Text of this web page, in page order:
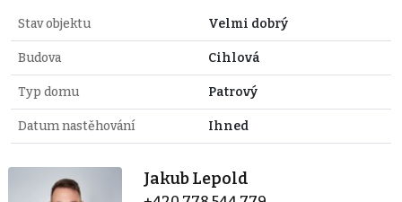
Stav objektu Velmi dobrý
Budova Cihlová
Typ domu Patrový
Datum nastěhování Ihned
Jakub Lepold